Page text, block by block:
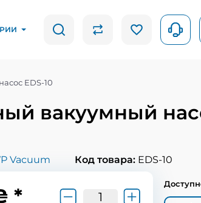
EDS-10
вакуумный
Vacuum Код товара: EDS-10
*